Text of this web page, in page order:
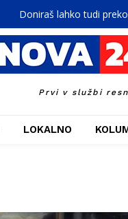
Doniraš lahko tudi
Prvi v službi
LOKALNO